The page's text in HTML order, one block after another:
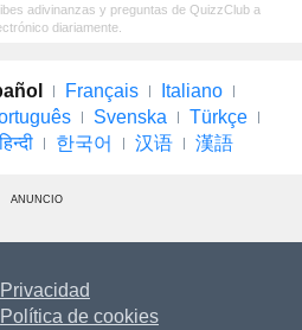
adivinanzas y preguntas de QuizzClub a
diariamente.
Français
Italiano
Svenska
Türkçe
हिन्दी 한국어 汉语 漢語
ANUNCIO
Política de cookies